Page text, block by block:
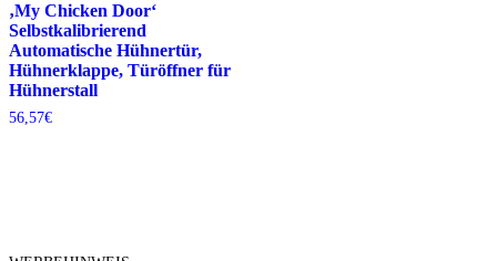
‚My Chicken Door‘
Selbstkalibrierend
Automatische Hühnertür,
Hühnerklappe, Türöffner für
Hühnerstall
56,57€